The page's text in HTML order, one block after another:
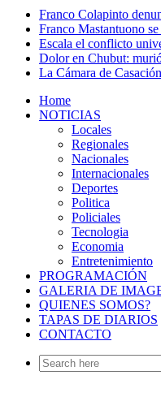
Franco Colapinto
Franco Mastantuono
Escala el conflicto
Dolor en Chubut:
La Cámara de
Home
NOTICIAS
Locales
Regionales
Nacionales
Internacionales
Deportes
Politica
Policiales
Tecnologia
Economia
Entretenimiento
PROGRAMACIÓN
GALERIA DE
QUIENES SOMOS?
TAPAS DE DIARIOS
CONTACTO
Search
for: